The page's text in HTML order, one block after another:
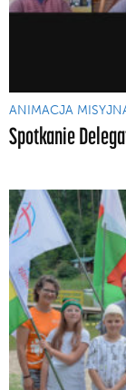
ANIMACJA
Spotkanie